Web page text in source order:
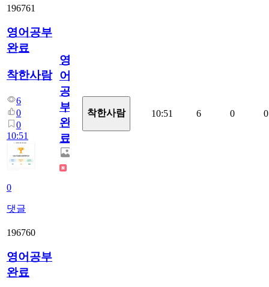
196761
영어공부
완료
착한사람
6
0
0
10:51
0
댓글
영
어
공
부
완
료
착한사람 10:51 6 0 0
196760
영어공부
완료